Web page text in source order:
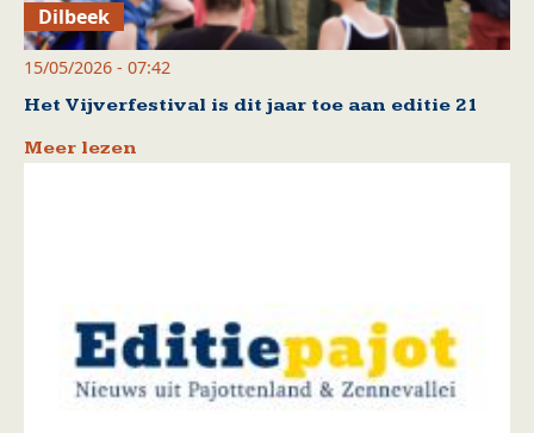
Dilbeek
15/05/2026 - 07:42
Het Vijverfestival is dit jaar toe aan editie 21
Meer lezen